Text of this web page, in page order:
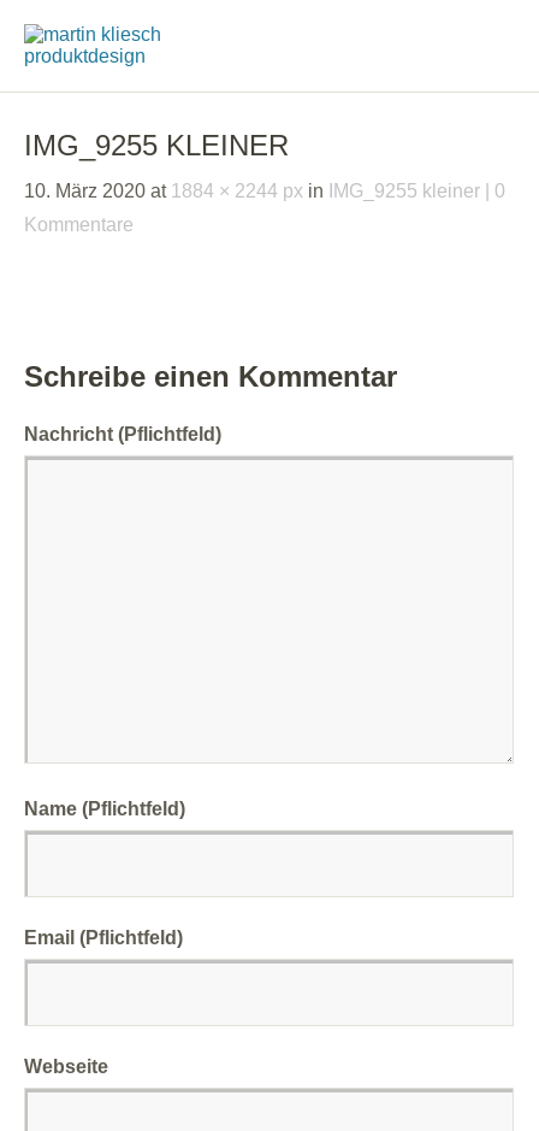
IMG_9255 KLEINER
10. März 2020 at 1884 × 2244 px in IMG_9255 kleiner
0
Kommentare
Schreibe einen Kommentar
Nachricht (Pflichtfeld)
Name (Pflichtfeld)
Email (Pflichtfeld)
Webseite